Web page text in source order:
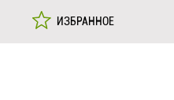
ИЗБРАННОЕ